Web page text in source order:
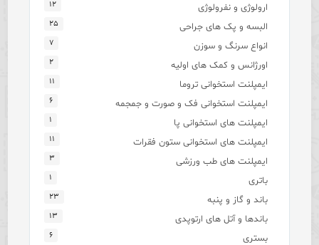
ارولوژی و نفرولوژی ۱۲
البسه و پک های جراحی ۲۵
انواع سرنگ و سوزن ۷
اورژانس و کمک های اولیه ۲
ایمپلنت استخوانی تروما ۱۱
ایمپلنت استخوانی فک و صورت و جمجمه ۶
ایمپلنت های استخوانی پا ۱
ایمپلنت های استخوانی ستون فقرات ۱۱
ایمپلنت های طب ورزشی ۳
باتری ۱
باند و گاز و پنبه ۲۳
باندها و آتل های ارتوپدی ۱۳
بستری ۶